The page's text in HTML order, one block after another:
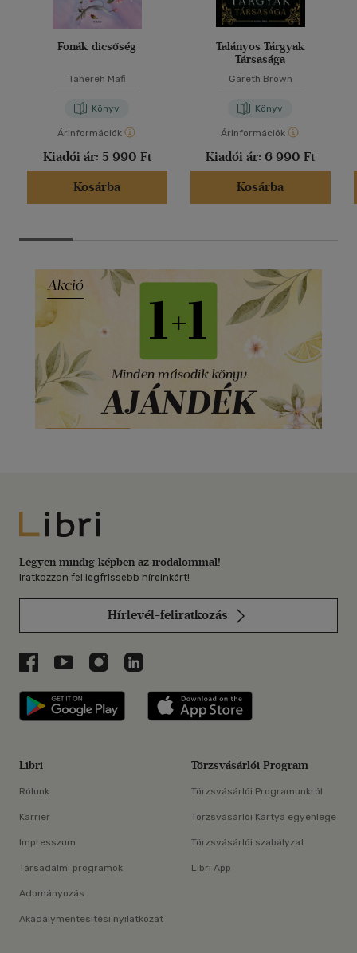
Fonák dicsőség
Tahereh Mafi
Könyv
Árinformációk
Kiadói ár: 5 990 Ft
Kosárba
Talányos Tárgyak
Társasága
Gareth Brown
Könyv
Árinformációk
Kiadói ár: 6 990 Ft
Kosárba
Libri
Legyen mindig képben az irodalommal!
Iratkozzon fel legfrissebb híreinkért!
Hírlevél-feliratkozás
Libri a Facebookon
Libri a Youtube-on
Libri az Instagramon
Libri a LinkedInen
Libri applikáció Szerezd meg: Google
Libri
Rólunk
Karrier
Impresszum
Társadalmi programok
Adományozás
Akadálymentesítési nyilatkozat
Törzsvásárlói Program
Törzsvásárlói Programunkról
Törzsvásárlói Kártya egyenlege
Törzsvásárlói szabályzat
Libri App